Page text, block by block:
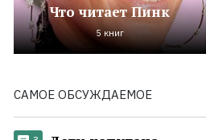
Что читает Пинк
5 книг
САМОЕ ОБСУЖДАЕМОЕ